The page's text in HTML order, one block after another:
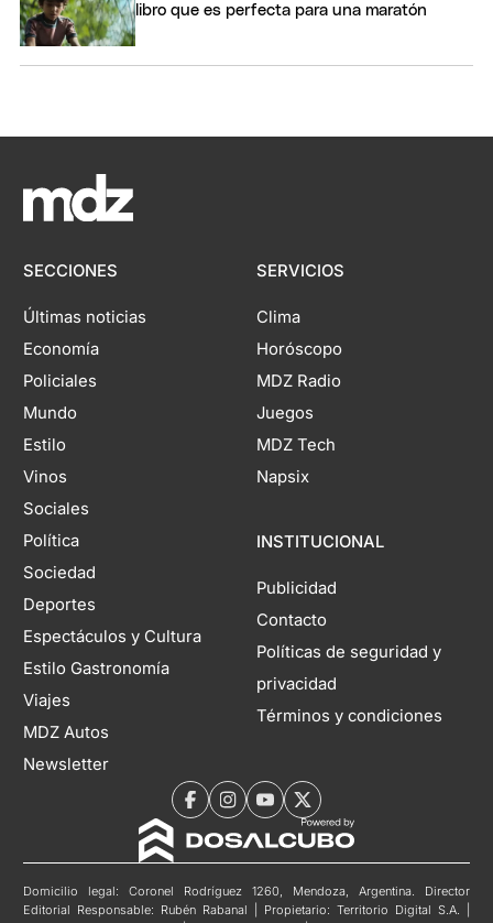
libro que es perfecta para una maratón
SECCIONES
Últimas noticias
Economía
Policiales
Mundo
Estilo
Vinos
Sociales
Política
Sociedad
Deportes
Espectáculos y Cultura
Estilo Gastronomía
Viajes
MDZ Autos
Newsletter
SERVICIOS
Clima
Horóscopo
MDZ Radio
Juegos
MDZ Tech
Napsix
INSTITUCIONAL
Publicidad
Contacto
Políticas de seguridad y
privacidad
Términos y condiciones
Domicilio legal: Coronel Rodríguez 1260, Mendoza, Argentina. Director
Editorial Responsable: Rubén Rabanal | Propietario: Territorio Digital S.A. |